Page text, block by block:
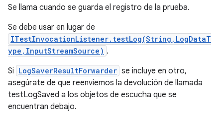
Se llama cuando se guarda el registro de la prueba.
Se debe usar en lugar de
ITestInvocationListener.testLog(String,LogDataT
ype,InputStreamSource) .
Si LogSaverResultForwarder se incluye en otro,
asegúrate de que reenviemos la devolución de llamada
testLogSaved a los objetos de escucha que se
encuentran debajo.